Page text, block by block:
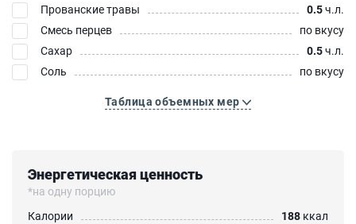
Прованские травы
0.5ч.л.
Смесь перцев
по вкусу
Сахар
0.5ч.л.
Соль
по вкусу
Таблица объемных мер
Энергетическая ценность
*на одну порцию
Калории
188 ккал